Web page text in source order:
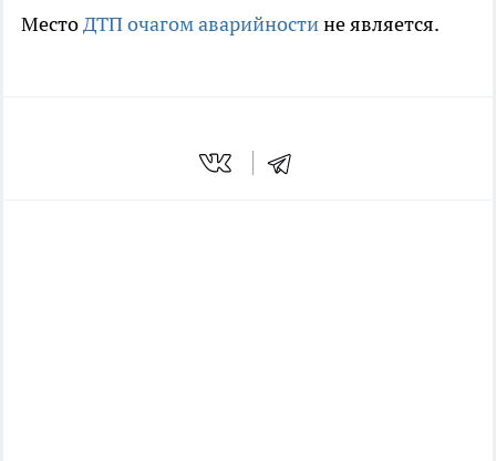
МестоДТП очагом аварийностине является.